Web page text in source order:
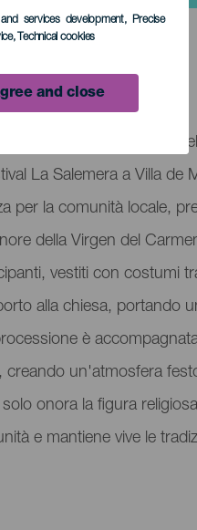
services development, Precise
, Technical cookies
and close
Virgen del Carmen è una
La Salemera a Villa de
per la comunità locale,
della Virgen del
vestiti con costumi
alla chiesa, portando
è
creando un'atmosfera
onora la figura
e mantiene vive le